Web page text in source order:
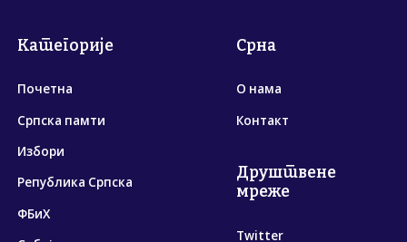
Категорије
Почетна
Српска памти
Избори
Република Српска
ФБиХ
Срна
О нама
Контакт
Друштвене
мреже
Twitter